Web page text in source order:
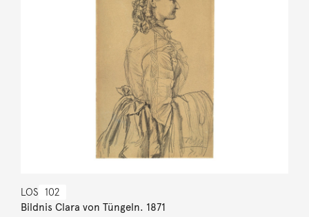
LOS 102
Bildnis Clara von Tüngeln. 1871